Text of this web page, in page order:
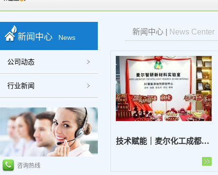
新闻中心 News
公司动态
行业新闻
咨询热线
新闻中心 News Center
技术赋能｜麦尔化工成都研发创新平台全新亮相